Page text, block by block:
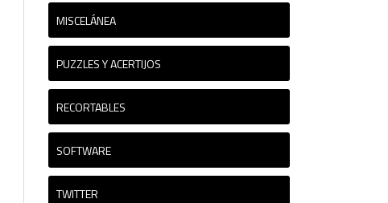
MISCELÁNEA
PUZZLES Y ACERTIJOS
RECORTABLES
SOFTWARE
TWITTER